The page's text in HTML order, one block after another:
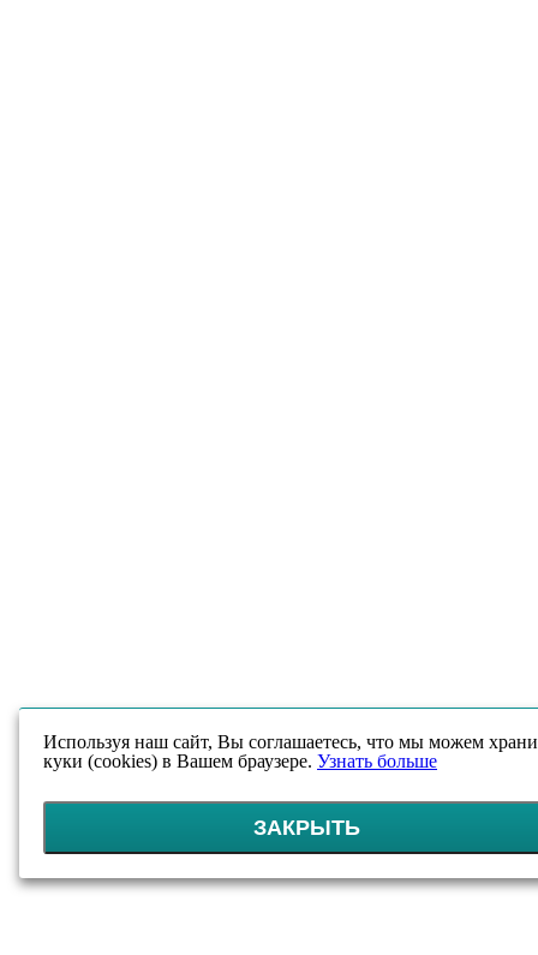
Используя наш сайт, Вы соглашаетесь, что мы можем
куки (cookies) в Вашем браузере. Узнать больше
ЗАКРЫТЬ